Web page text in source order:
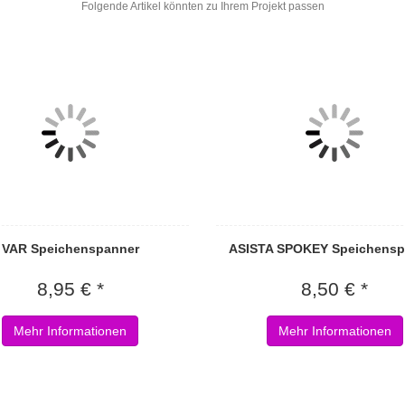
Folgende Artikel könnten zu Ihrem Projekt passen
VAR Speichenspanner
8,95 € *
Mehr Informationen
ASISTA SPOKEY
8,50 € *
Mehr Informationen